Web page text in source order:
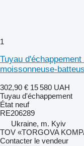
1
Tuyau
moissonneuse-
302,90 € 15 580 UAH
Tuyau d'échappement
État neuf
RE206289
Ukraine, m. Kyiv
TOV «TORGOVA
Contacter le vendeur